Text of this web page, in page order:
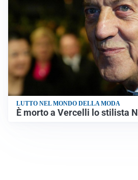
LUTTO NEL MONDO DELLA MODA
È morto a Vercelli lo stilista